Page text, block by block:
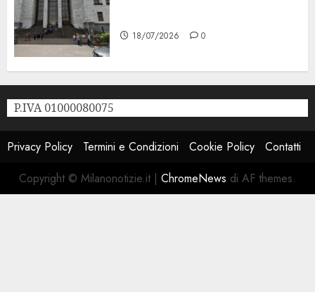
18/07/2026 0
P.IVA 01000080075
Privacy Policy Termini e Condizioni Cookie Policy
Contatti
Copyright © Milanonotizie.it | ChromeNews di AF themes.